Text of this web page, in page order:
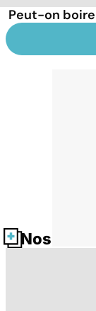
Peut-on boire
Nos